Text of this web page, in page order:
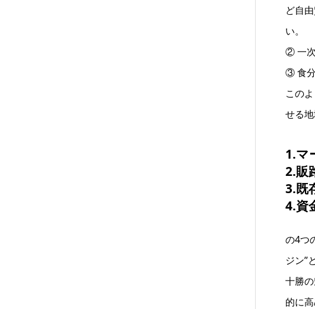
ど自
い。
② 一
③ 食
この
せる
1.マ
2.販
3.既
4.資
の4つ
ジン”
十勝
的に